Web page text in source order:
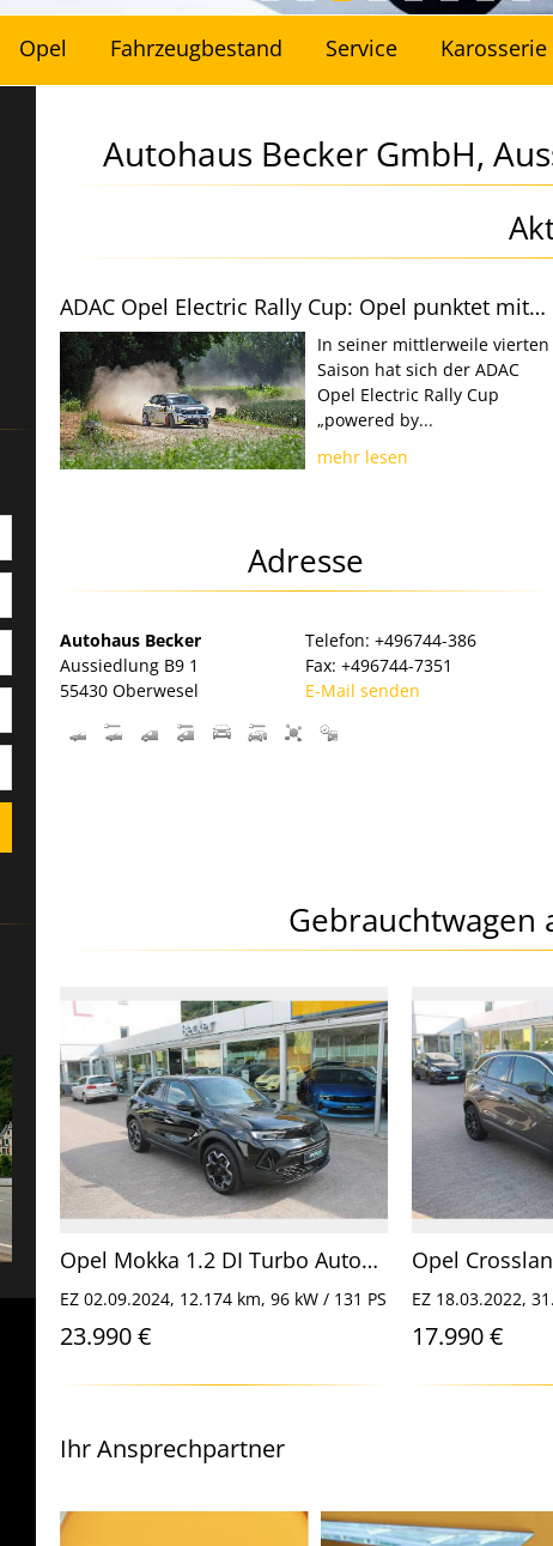
Opel Fahrzeugbestand Service Karosserie
Autohaus Becker GmbH,
ADAC Opel Electric Rally Cup: Opel punktet mit ökologischer Verantwortung im Rallyesport
In seiner mittlerweile vierten
Saison hat sich der ADAC
Opel Electric Rally Cup
„powered by...
mehr lesen
Adresse
Autohaus Becker
Aussiedlung B9 1
55430 Oberwesel
Telefon: +496744-386
Fax: +496744-7351
E-Mail senden
Gebrauchtwagen
Opel Mokka 1.2 DI Turbo Automatik Ultimate
EZ 02.09.2024, 12.174 km, 96 kW / 131 PS
23.990 €
EZ 18.03.2022,
17.990 €
Ihr Ansprechpartner